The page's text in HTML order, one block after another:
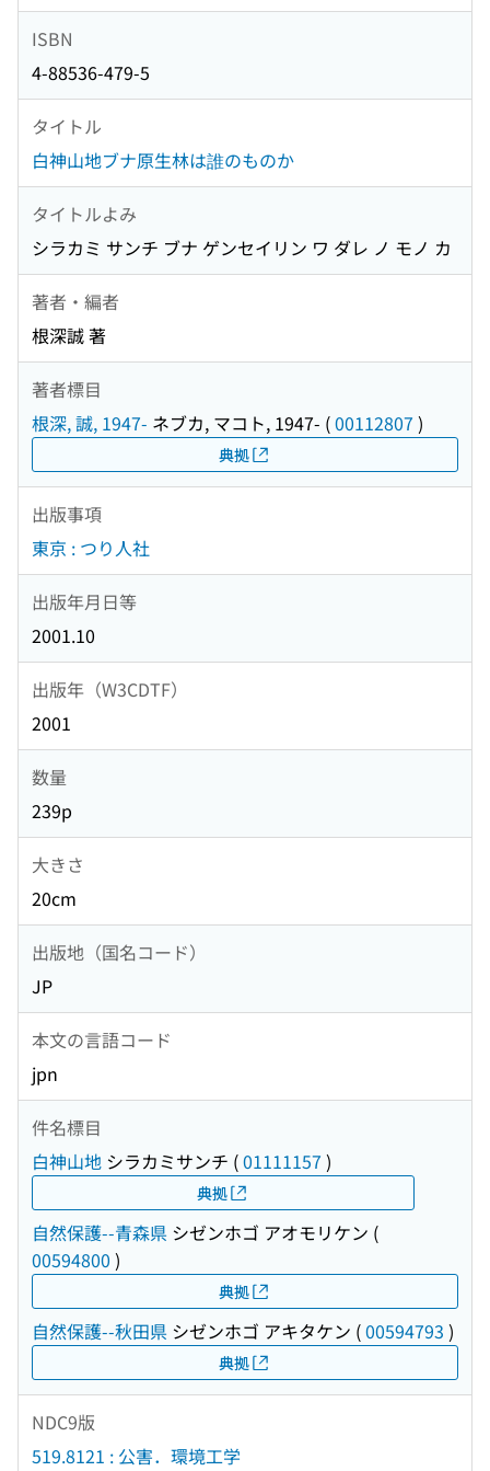
ISBN
4-88536-479-5
タイトル
白神山地ブナ原生林は誰のものか
タイトルよみ
シラカミ サンチ ブナ ゲンセイリン ワ ダレ ノ モノ カ
著者・編者
根深誠 著
著者標目
根深, 誠, 1947- ネブカ, マコト, 1947- (00112807 )
典拠
出版事項
東京 : つり人社
出版年月日等
2001.10
出版年（W3CDTF）
2001
数量
239p
大きさ
20cm
出版地（国名コード）
JP
本文の言語コード
jpn
件名標目
白神山地 シラカミサンチ (01111157 )
典拠
自然保護--青森県 シゼンホゴ アオモリケン (
00594800 )
典拠
自然保護--秋田県 シゼンホゴ アキタケン (00594793 )
典拠
NDC9版
519.8121 : 公害．環境工学